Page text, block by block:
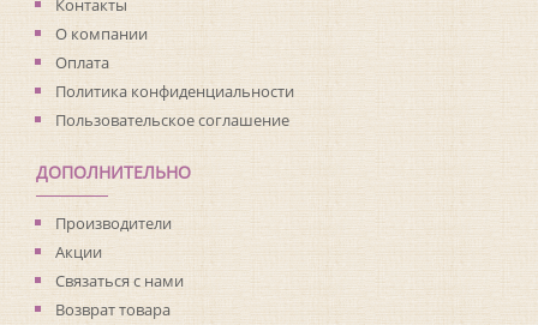
Раппорт:<>
О компании
Оплата
Политика конфиденциальности
Пользовательское соглашение
ДОПОЛНИТЕЛЬНО
Производители
Акции
Связаться с нами
Возврат товара